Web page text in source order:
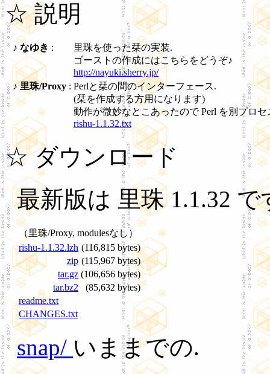
☆ 説明
♪なゆき :
里珠を使った栞の実装.
ゴーストの作成にはこちらをどうぞ♪
http://nayuki.sherry.jp/
♪里珠/Proxy : Perlと栞の間のインターフェース.
(栞を作成する方用になります)
動作が微妙なとこあったので Perl を別プロ
rishu-1.1.32.txt
☆ ダウンロード
最新版は 里珠 1.1.32 で
（里珠/Proxy, modulesなし）
rishu-1.1.32.lzh (116,815 bytes)
zip (115,967 bytes)
tar.gz (106,656 bytes)
tar.bz2
(85,632 bytes)
readme.txt
CHANGES.txt
snap/ いままでの.